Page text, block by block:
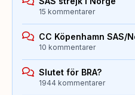
15 kommentarer
CC Köpenhamn SAS/
10 kommentarer
Slutet för BRA?
1944 kommentarer